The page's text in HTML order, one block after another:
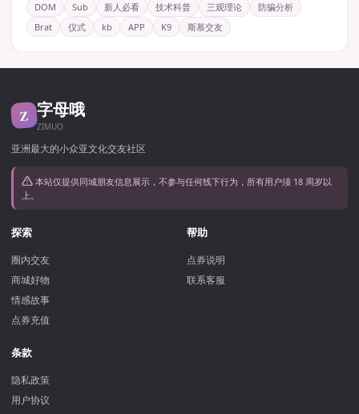
DOM Sub 新人必看 技术科普 三观理论
防骗分析
Brat
仪式 kb APP K9 斯慕交友
Z 字母哦
ZIMUO
亚洲最大的小众亚文化交友社区
本站仅提供同城朋友信息展示，不参与任何线下行为，所有用户须 18 周岁以
上。
探索
圈内交友
商城好物
情感故事
点券充值
帮助
点券说明
联系客服
条款
隐私政策
用户协议